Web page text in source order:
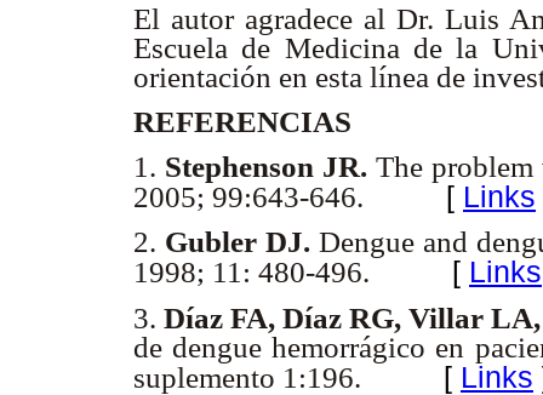
El autor agradece al Dr. Luis
Escuela de Medicina de la
orientación en esta línea de
REFERENCIAS
1. Stephenson JR. The
2005; 99:643-646.
[ Links
2. Gubler DJ. Dengue and
1998; 11: 480-496.
[ Links
3. Díaz FA, Díaz RG, Villar
de dengue hemorrágico en
suplemento 1:196.
[ Links